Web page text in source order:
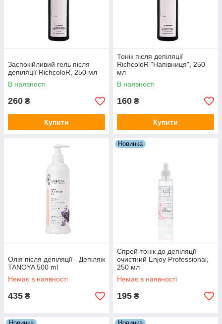
Заспокійливий гель після
депіляції RichcoloR, 250 мл
В наявності
260 ₴
Купити
Тонік після депіляції
RichcoloR "Напівниця", 250
мл
В наявності
160 ₴
Купити
Олія після депіляції - Депіляж
TANOYA 500 ml
Немає в наявності
435 ₴
Новинка
Спрей-тонік до депіляції
очистний Enjoy Professional,
250 мл
Немає в наявності
195 ₴